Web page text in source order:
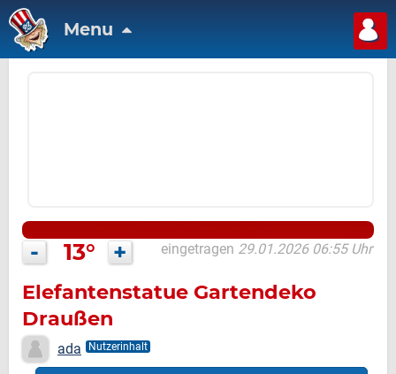
Menu
- 13° + eingetragen 29.01.2026 06:55 Uhr
Elefantenstatue Gartendeko
Draußen
ada Nutzerinhalt